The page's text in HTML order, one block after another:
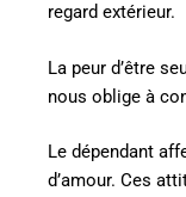
regard extérieur.
La peur d’être
nous oblige à
Le dépendant
d’amour. Ces